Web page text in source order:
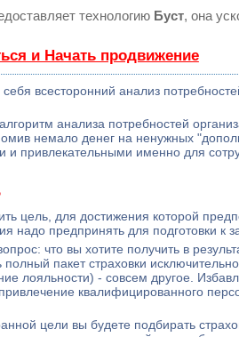
технологию Буст, она
и Начать продвижение
себя всесторонний анализ
анализа потребностей
немало денег на ненужных
привлекательными именно для
цель, для достижения которой
надо предпринять для подготовки к
что вы хотите получить в
пакет страховки
лояльности) - совсем другое.
квалифицированного
цели вы будете подбирать